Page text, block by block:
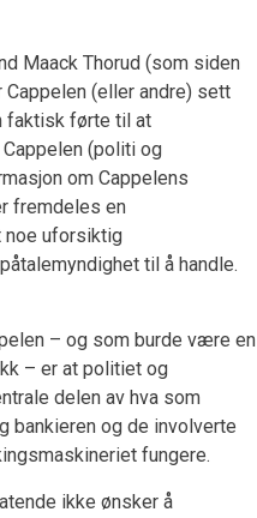
Maack Thorud (som siden
(eller andre) sett
faktisk førte til at
(politi og
om Cappelens
fremdeles en
noe uforsiktig
til å handle.
– og som burde være en
– er at politiet og
delen av hva som
bankieren og de involverte
fungere.
ikke ønsker å